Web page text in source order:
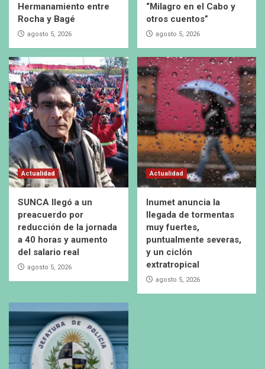
Hermanamiento entre
Rocha y Bagé
agosto 5, 2026
“Milagro en el Cabo y
otros cuentos”
agosto 5, 2026
Actualidad
SUNCA llegó a un
preacuerdo por
reducción de la jornada
a 40 horas y aumento
del salario real
agosto 5, 2026
Actualidad
Inumet anuncia la
llegada de tormentas
muy fuertes,
puntualmente severas,
y un ciclón
extratropical
agosto 5, 2026